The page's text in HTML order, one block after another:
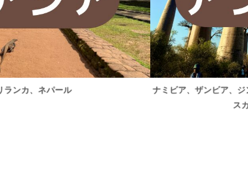
ランカ、ネパール
ナミビア、ザンビア、
ス